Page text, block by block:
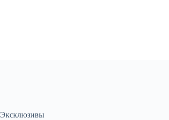
Эксклюзивы